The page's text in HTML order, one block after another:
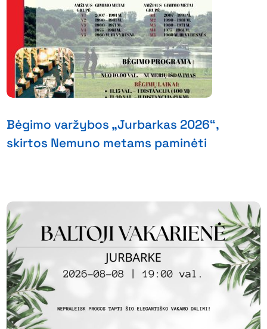
Bėgimo varžybos „Jurbarkas 2026“,
skirtos Nemuno metams paminėti